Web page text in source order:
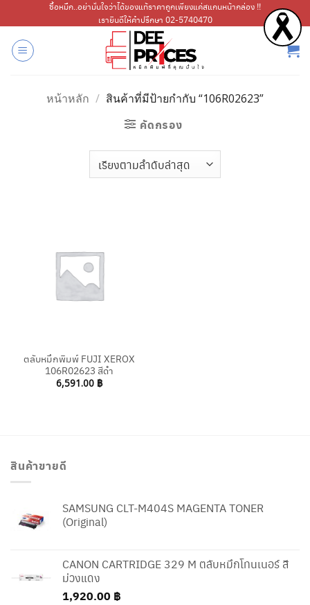
ไป
เนื้อหา
ซื้อหมึก..อย่ามั่นใจว่าได้ของแท้ราคาถูกเพียงแค่สแกนหน้ากล่อง !!
เรายินดีให้คำปรึกษา 02-5740470
หน้าหลัก / สินค้าที่มีป้ายกำกับ “106R02623”
คัดกรอง
ตลับหมึกพิมพ์ FUJI XEROX
106R02623 สีดำ
6,591.00 ฿
สินค้าขายดี
SAMSUNG CLT-M404S MAGENTA TONER
(Original)
CANON CARTRIDGE 329 M ตลับหมึกโทนเนอร์ สี
ม่วงแดง
1,920.00 ฿